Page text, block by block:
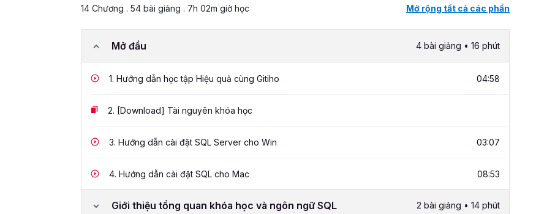
14 Chương . 54 bài giảng . 7h 02m giờ học Mở rộng tất cả các phần
Mở đầu 4 bài giảng • 16 phút
1. Hướng dẫn học tập Hiệu quả cùng Gitiho 04:58
2. [Download] Tài nguyên khóa học
3. Hướng dẫn cài đặt SQL Server cho Win 03:07
4. Hướng dẫn cài đặt SQL cho Mac 08:53
Giới thiệu tổng quan khóa học và ngôn ngữ SQL 2 bài giảng • 14 phút